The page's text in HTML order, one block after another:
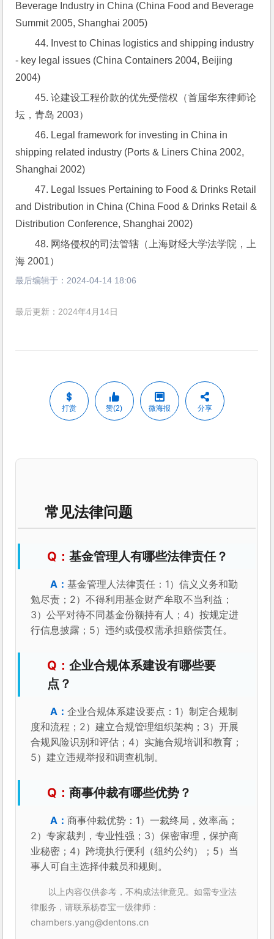
Beverage Industry in China (China Food and Beverage
Summit 2005, Shanghai 2005)
44. Invest to Chinas logistics and shipping industry
- key legal issues (China Containers 2004, Beijing
2004)
45. 论建设工程价款的优先受偿权（首届华东律师论
坛，青岛 2003）
46. Legal framework for investing in China in
shipping related industry (Ports & Liners China 2002,
Shanghai 2002)
47. Legal Issues Pertaining to Food & Drinks Retail
and Distribution in China (China Food & Drinks Retail &
Distribution Conference, Shanghai 2002)
48. 网络侵权的司法管辖（上海财经大学法学院，上
海 2001）
最后编辑于： 2024-04-14 18:06
最后更新：2024年4月14日
打赏 赞(2) 微海报 分享
常见法律问题
基金管理人有哪些法律责任？
基金管理人法律责任：1）信义义务和勤
勉尽责；2）不得利用基金财产牟取不当利益；
3）公平对待不同基金份额持有人；4）按规定进
行信息披露；5）违约或侵权需承担赔偿责任。
企业合规体系建设有哪些要
点？
企业合规体系建设要点：1）制定合规制
度和流程；2）建立合规管理组织架构；3）开展
合规风险识别和评估；4）实施合规培训和教育；
5）建立违规举报和调查机制。
商事仲裁有哪些优势？
商事仲裁优势：1）一裁终局，效率高；
2）专家裁判，专业性强；3）保密审理，保护商
业秘密；4）跨境执行便利（纽约公约）；5）当
事人可自主选择仲裁员和规则。
以上内容仅供参考，不构成法律意见。如需专业法
律服务，请联系杨春宝一级律师：
chambers.yang@dentons.cn